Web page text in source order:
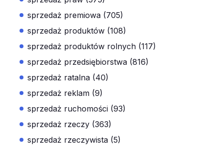
sprzedaż premiowa (705)
sprzedaż produktów (108)
sprzedaż produktów rolnych (117)
sprzedaż przedsiębiorstwa (816)
sprzedaż ratalna (40)
sprzedaż reklam (9)
sprzedaż ruchomości (93)
sprzedaż rzeczy (363)
sprzedaż rzeczywista (5)